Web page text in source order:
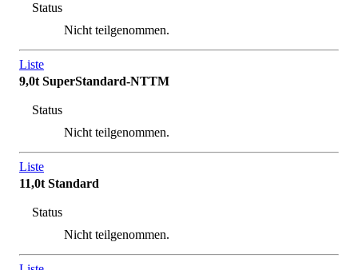
Status
Nicht teilgenommen.
Liste
9,0t SuperStandard-NTTM
Status
Nicht teilgenommen.
Liste
11,0t Standard
Status
Nicht teilgenommen.